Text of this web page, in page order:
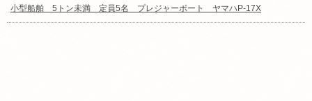
小型船舶 5トン未満 定員5名 プレジャーボート ヤマハP-17X